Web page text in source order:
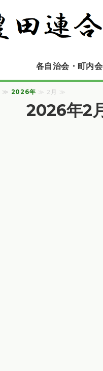
各自治会・町内
≫ 2026年 ≫ 2月 ≫
2026年2